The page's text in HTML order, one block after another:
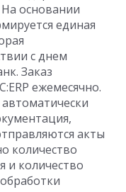
основании
единая
с днем
Заказ
ежемесячно.
акты
количество
и количество